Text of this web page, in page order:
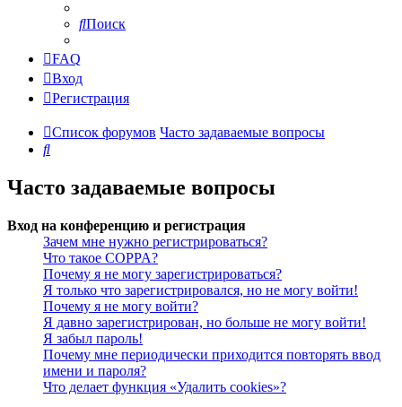
Поиск
FAQ
Вход
Регистрация
Список форумов Часто задаваемые вопросы
Поиск
Часто задаваемые вопросы
Вход на конференцию и регистрация
Зачем мне нужно регистрироваться?
Что такое COPPA?
Почему я не могу зарегистрироваться?
Я только что зарегистрировался, но не могу войти!
Почему я не могу войти?
Я давно зарегистрирован, но больше не могу войти!
Я забыл пароль!
Почему мне периодически приходится повторять ввод
имени и пароля?
Что делает функция «Удалить cookies»?